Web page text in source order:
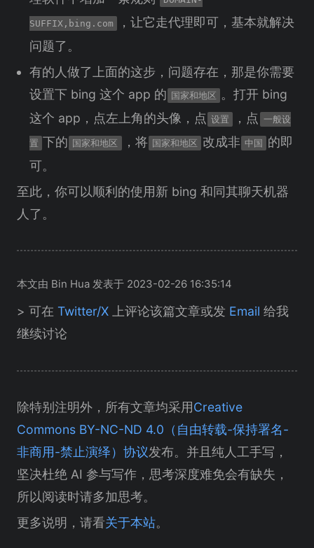
SUFFIX,bing.com
，让它走代理即可，基本就解决
问题了。
有的人做了上面的这步，问题存在，那是你需要
设置下 bing 这个 app 的 国家和地区 。打开 bing
这个 app，点左上角的头像，点 设置 ，点 一般设
置 下的 国家和地区 ，将 国家和地区 改成非 中国
的即
可。
至此，你可以顺利的使用新 bing 和同其聊天机器
人了。
本文由 Bin Hua 发表于 2023-02-26 16:35:14
> 可在 Twitter/X 上评论该篇文章或发 Email 给我
继续讨论
除特别注明外，所有文章均采用Creative
Commons BY-NC-ND 4.0（自由转载-保持署名-
非商用-禁止演绎）协议发布。并且纯人工手写，
坚决杜绝 AI 参与写作，思考深度难免会有缺失，
所以阅读时请多加思考。
更多说明，请看关于本站。